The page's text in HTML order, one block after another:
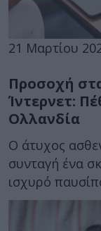
21 Μαρτίου
Προσοχή
Ίντερνετ:
Ολλανδία
Ο άτυχος
συνταγή ένα
ισχυρό